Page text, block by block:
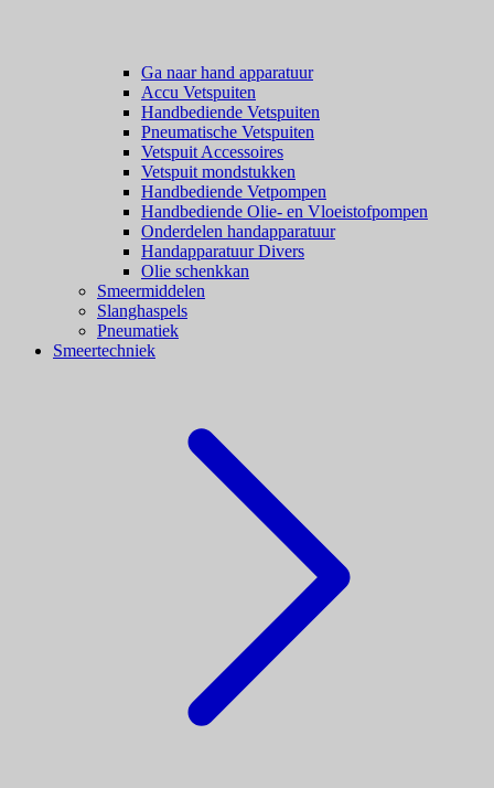
Ga naar hand apparatuur
Accu Vetspuiten
Handbediende Vetspuiten
Pneumatische Vetspuiten
Vetspuit Accessoires
Vetspuit mondstukken
Handbediende Vetpompen
Handbediende Olie- en Vloeistofpompen
Onderdelen handapparatuur
Handapparatuur Divers
Olie schenkkan
Smeermiddelen
Slanghaspels
Pneumatiek
Smeertechniek